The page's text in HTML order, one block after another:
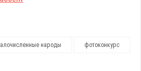
народы фотоконкурс